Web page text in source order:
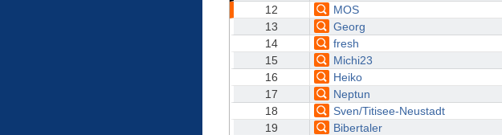
12
MOS
13
Georg
14
fresh
15
Michi23
16
Heiko
17
Neptun
18
Sven/Titisee-Neustadt
19
Bibertaler